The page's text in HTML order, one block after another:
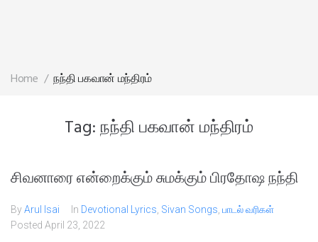
Home / நந்தி பகவான் மந்திரம்
Tag:நந்தி பகவான் மந்திரம்
சிவனாரை என்றைக்கும் சுமக்கும் பிரதோஷ நந்தி
ByArul Isai In Devotional Lyrics Sivan Songs பாடல் வரிகள்
Posted April 23, 2022